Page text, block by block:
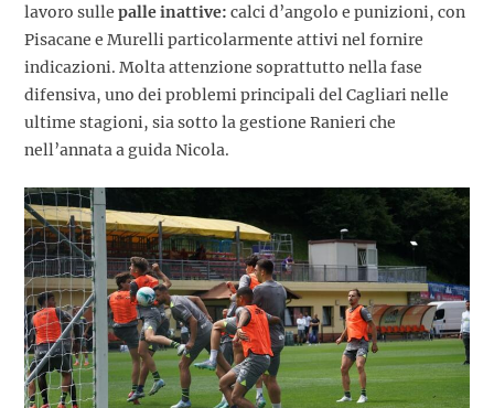
lavoro sulle palle inattive: calci d’angolo e punizioni, con
Pisacane e Murelli particolarmente attivi nel fornire
indicazioni. Molta attenzione soprattutto nella fase
difensiva, uno dei problemi principali del Cagliari nelle
ultime stagioni, sia sotto la gestione Ranieri che
nell’annata a guida Nicola.